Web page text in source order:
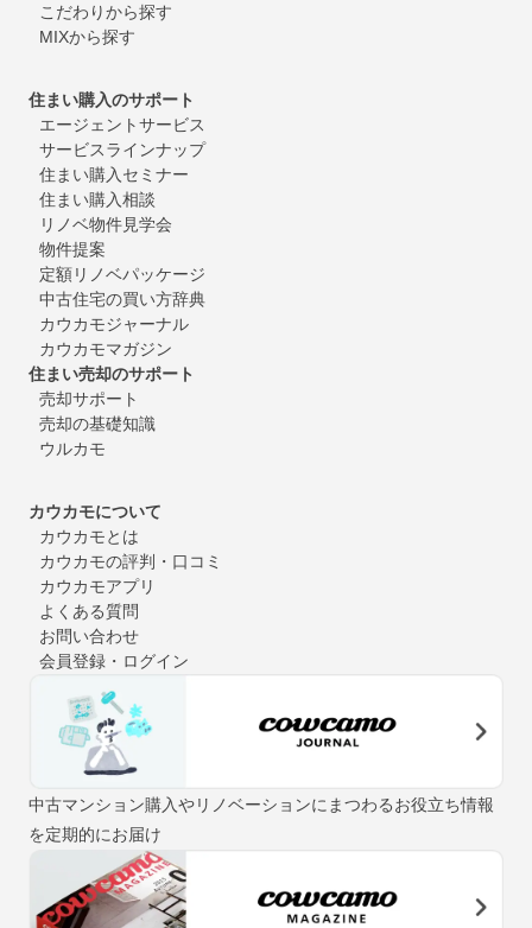
こだわりから探す
MIXから探す
住まい購入のサポート
エージェントサービス
サービスラインナップ
住まい購入セミナー
住まい購入相談
リノベ物件見学会
物件提案
定額リノベパッケージ
中古住宅の買い方辞典
カウカモジャーナル
カウカモマガジン
住まい売却のサポート
売却サポート
売却の基礎知識
ウルカモ
カウカモについて
カウカモとは
カウカモの評判・口コミ
カウカモアプリ
よくある質問
お問い合わせ
会員登録・ログイン
中古マンション購入やリノベーションにまつわるお役立ち情報
を定期的にお届け